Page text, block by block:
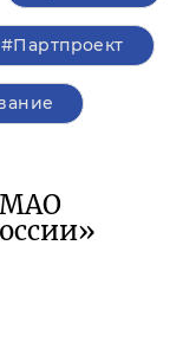
#Партпроект